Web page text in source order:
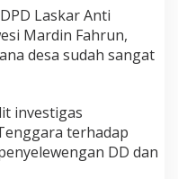
Laskar Anti
Mardin Fahrun,
desa sudah sangat
investigas
terhadap
DD dan